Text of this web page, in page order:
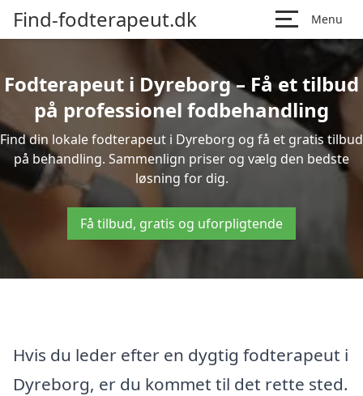
Find-fodterapeut.dk Menu
Fodterapeut i Dyreborg – Få et tilbud
på professionel fodbehandling
Find din lokale fodterapeut i Dyreborg og få et gratis tilbud
på behandling. Sammenlign priser og vælg den bedste
løsning for dig.
Få tilbud, gratis og uforpligtende
Hvis du leder efter en dygtig fodterapeut i
Dyreborg, er du kommet til det rette sted.